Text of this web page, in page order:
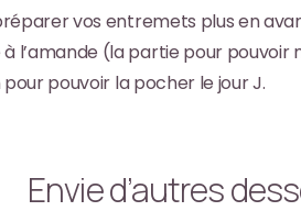
vos entremets plus en
l’amande (la partie pour pouvoir
pouvoir la pocher le jour J.
Envie d’autres